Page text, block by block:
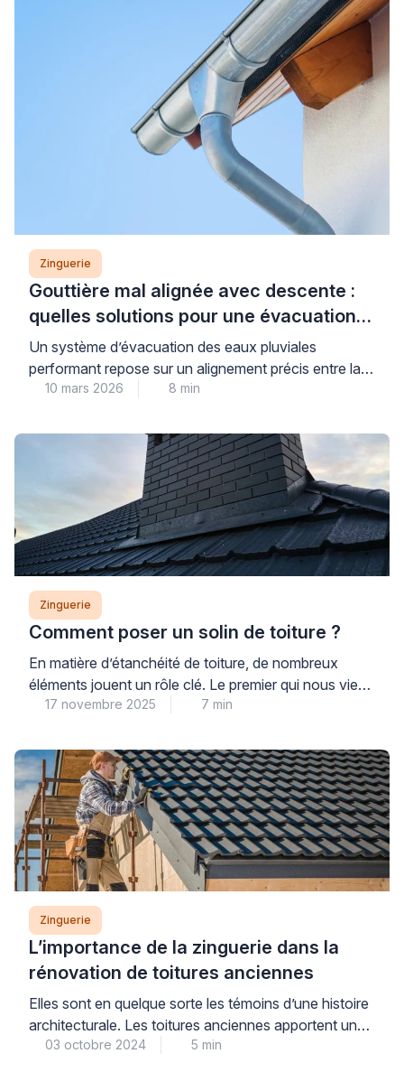
Zinguerie
Gouttière mal alignée avec descente :
quelles solutions pour une évacuation
efficace ?
Un système d’évacuation des eaux pluviales
performant repose sur un alignement précis entre la
gouttière et la descente. Lorsque ce positionnement
augmentent considérablement. Les problèmes
d’étanchéité compromettent alors la protection de
votre façade et de vos fondations. Identifier
rapidement un défaut d’alignement permet d’éviter
des dégradations coûteuses à long […]
10 mars 2026 8 min
Zinguerie
Comment poser un solin de toiture ?
En matière d’étanchéité de toiture, de nombreux
éléments jouent un rôle clé. Le premier qui nous vient
en tête est généralement le revêtement de
acier. Viennent ensuite les pièces de zinguerie, telles
que gouttières et chéneaux, puis le faîtage, les
arêtiers ou les rives. Pourtant, pour éviter […]
17 novembre 2025 7 min
Zinguerie
L’importance de la zinguerie dans la
rénovation de toitures anciennes
Elles sont en quelque sorte les témoins d’une histoire
architecturale. Les toitures anciennes apportent un
cachet unique à un bâtiment. Mais pour conserver
03 octobre 2024 5 min